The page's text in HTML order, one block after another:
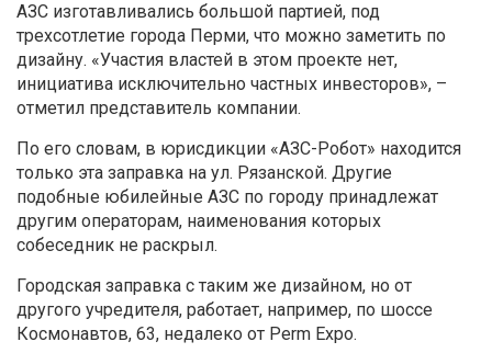
АЗС изготавливались большой партией, под
трехсотлетие города Перми, что можно заметить по
дизайну. «Участия властей в этом проекте нет,
инициатива исключительно частных инвесторов», –
отметил представитель компании.
По его словам, в юрисдикции «АЗС-Робот» находится
только эта заправка на ул. Рязанской. Другие
подобные юбилейные АЗС по городу принадлежат
другим операторам, наименования которых
собеседник не раскрыл.
Городская заправка с таким же дизайном, но от
другого учредителя, работает, например, по шоссе
Космонавтов, 63, недалеко от Perm Expo.